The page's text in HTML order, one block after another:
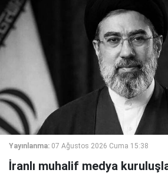
Yayınlanma: 07 Ağustos 2026 Cuma 15:38
İranlı muhalif medya